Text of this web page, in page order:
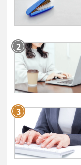
電子契約システム
2026年トレンド
DX・デジタル化
民法改正対応書式
bizoceanお勧め動画